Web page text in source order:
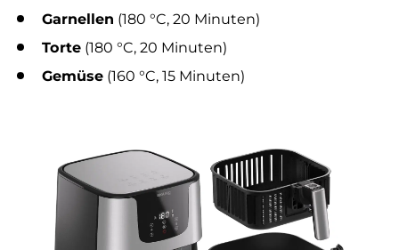
Garnellen (180 °C, 20 Minuten)
Torte (180 °C, 20 Minuten)
Gemüse (160 °C, 15 Minuten)